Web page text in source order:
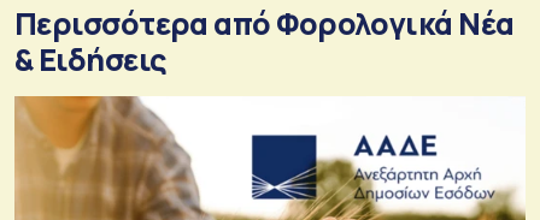
Περισσότερα από Φορολογικά Νέα
& Eιδήσεις